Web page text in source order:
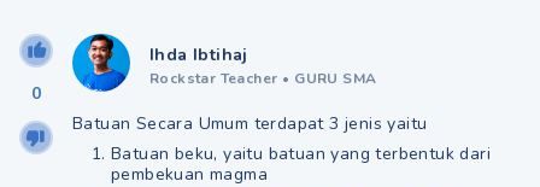
0
Ihda Ibtihaj
Rockstar Teacher • GURU SMA
Batuan Secara Umum terdapat 3 jenis yaitu
Batuan beku, yaitu batuan yang terbentuk dari
pembekuan magma